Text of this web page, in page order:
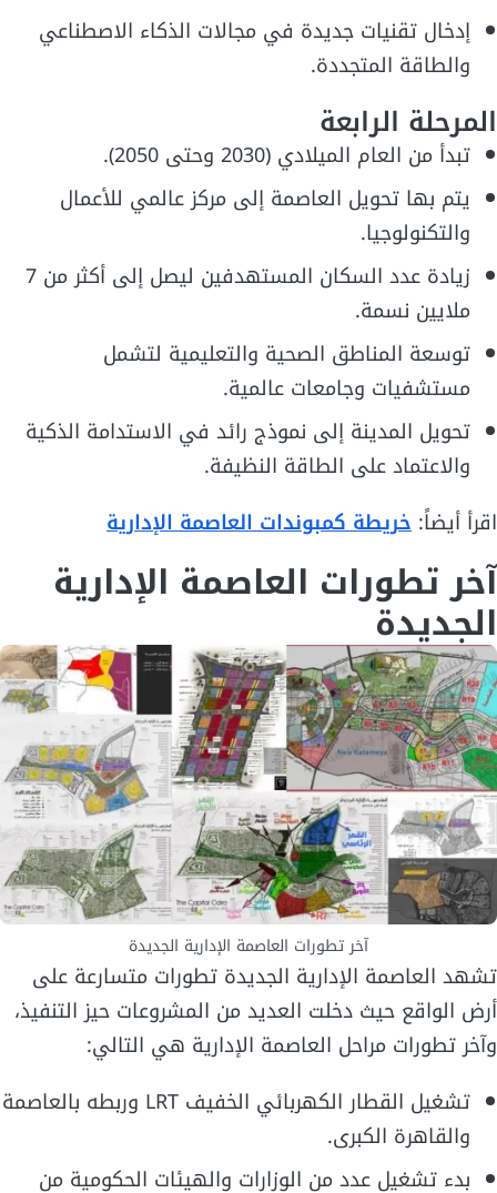
إدخال تقنيات جديدة في مجالات الذكاء الاصطناعي
والطاقة المتجددة.
المرحلة الرابعة
تبدأ من العام الميلادي (2030 وحتى 2050).
يتم بها تحويل العاصمة إلى مركز عالمي للأعمال
والتكنولوجيا.
زيادة عدد السكان المستهدفين ليصل إلى أكثر من 7
ملايين نسمة.
توسعة المناطق الصحية والتعليمية لتشمل
مستشفيات وجامعات عالمية.
تحويل المدينة إلى نموذج رائد في الاستدامة الذكية
والاعتماد على الطاقة النظيفة.
اقرأ أيضاً: خريطة كمبوندات العاصمة الإدارية
آخر تطورات العاصمة الإدارية
الجديدة
آخر تطورات العاصمة الإدارية الجديدة
تشهد العاصمة الإدارية الجديدة تطورات متسارعة على
أرض الواقع حيث دخلت العديد من المشروعات حيز التنفيذ،
وآخر تطورات مراحل العاصمة الإدارية هي التالي:
تشغيل القطار الكهربائي الخفيف LRT وربطه بالعاصمة
والقاهرة الكبرى.
بدء تشغيل عدد من الوزارات والهيئات الحكومية من